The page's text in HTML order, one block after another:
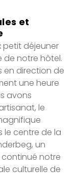
et
petit déjeuner
de notre hôtel.
en direction de
une heure
avons
le
le centre de la
un
notre
culturelle de